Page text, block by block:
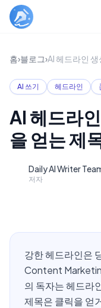
홈›블로그›AI 헤드라인
AI 쓰기 헤드라인
AI 헤드라
을 얻는 제
Daily AI Writer
저자
강한 헤드라인은
Content
의 독자는 헤드라
제목은 클릭을 얻